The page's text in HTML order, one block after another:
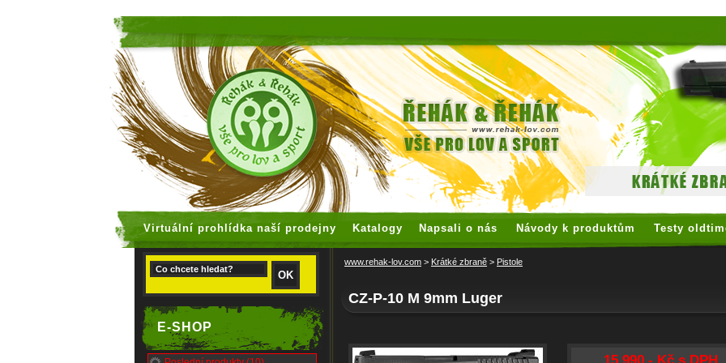
Virtuální prohlídka naší prodejny Katalogy Napsali o nás Návody k produktům Testy
E-SHOP
www.rehak-lov.com > Krátké zbraně > Pistole
CZ-P-10 M 9mm Luger